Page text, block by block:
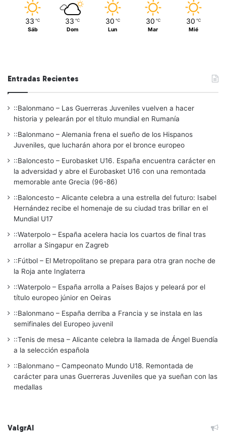
33 ℃
Sáb
33 ℃
Dom
30 ℃
Lun
30 ℃
Mar
30 ℃
Mié
Entradas Recientes
::Balonmano – Las Guerreras Juveniles vuelven a hacer
historia y pelearán por el título mundial en Rumanía
::Balonmano – Alemania frena el sueño de los Hispanos
Juveniles, que lucharán ahora por el bronce europeo
::Baloncesto – Eurobasket U16. España encuentra carácter en
la adversidad y abre el Eurobasket U16 con una remontada
memorable ante Grecia (96-86)
::Baloncesto – Alicante celebra a una estrella del futuro: Isabel
Hernández recibe el homenaje de su ciudad tras brillar en el
Mundial U17
::Waterpolo – España acelera hacia los cuartos de final tras
arrollar a Singapur en Zagreb
::Fútbol – El Metropolitano se prepara para otra gran noche de
la Roja ante Inglaterra
::Waterpolo – España arrolla a Países Bajos y peleará por el
título europeo júnior en Oeiras
::Balonmano – España derriba a Francia y se instala en las
semifinales del Europeo juvenil
::Tenis de mesa – Alicante celebra la llamada de Ángel Buendía
a la selección española
::Balonmano – Campeonato Mundo U18. Remontada de
carácter para unas Guerreras Juveniles que ya sueñan con las
medallas
ValgrAI